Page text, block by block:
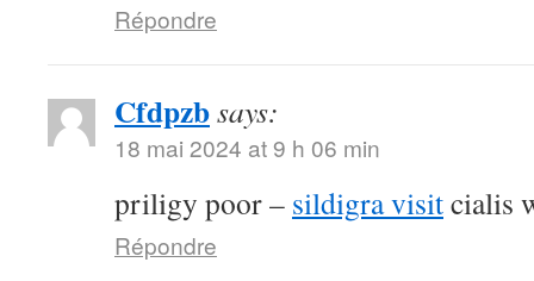
Répondre
Cfdpzbsays:
18 mai 2024 at 9 h 06 min
priligy poor – sildigra visitcialis
Répondre